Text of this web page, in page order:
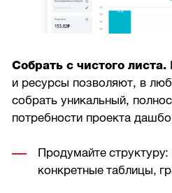
Собрать с чистого листа.
и ресурсы позволяют, в
собрать уникальный,
потребности проекта
Продумайте
конкретные таблицы,